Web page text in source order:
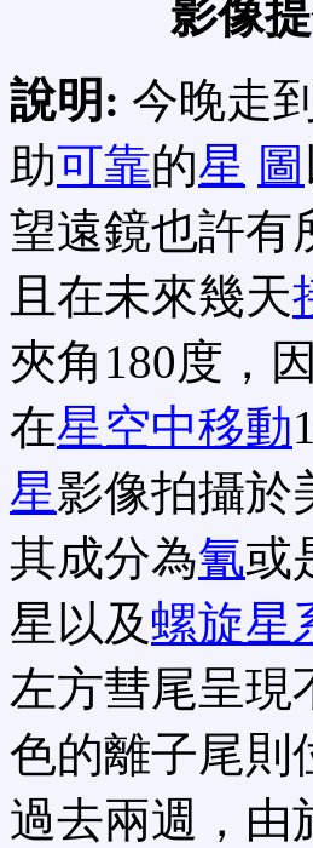
影像
說明: 今晚走
助可靠的星 圖
望遠鏡也許有
且在未來幾天
夾角180度，
在星空中移動
星影像拍攝於
其成分為氰或
星以及螺旋星
左方彗尾呈現
色的離子尾則
過去兩週，由